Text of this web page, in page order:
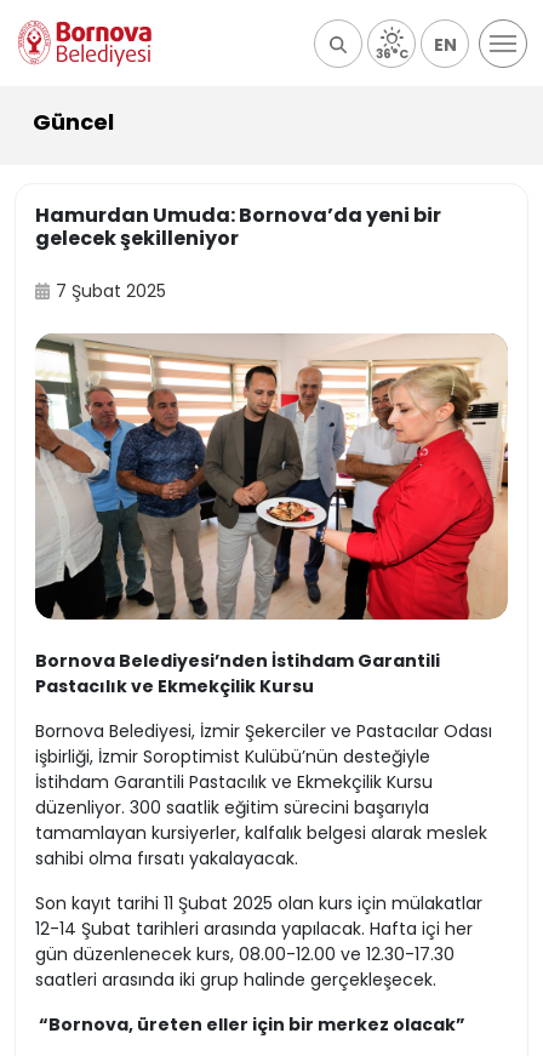
36°C EN
Güncel
Hamurdan Umuda: Bornova’da yeni bir
gelecek şekilleniyor
7 Şubat 2025
Bornova Belediyesi’nden İstihdam Garantili
Pastacılık ve Ekmekçilik Kursu
Bornova Belediyesi, İzmir Şekerciler ve Pastacılar Odası
işbirliği, İzmir Soroptimist Kulübü’nün desteğiyle
İstihdam Garantili Pastacılık ve Ekmekçilik Kursu
düzenliyor. 300 saatlik eğitim sürecini başarıyla
tamamlayan kursiyerler, kalfalık belgesi alarak meslek
sahibi olma fırsatı yakalayacak.
Son kayıt tarihi 11 Şubat 2025 olan kurs için mülakatlar
12-14 Şubat tarihleri arasında yapılacak. Hafta içi her
gün düzenlenecek kurs, 08.00-12.00 ve 12.30-17.30
saatleri arasında iki grup halinde gerçekleşecek.
“Bornova, üreten eller için bir merkez olacak”